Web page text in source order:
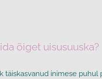
õiget uisusuuska?
täiskasvanud inimese